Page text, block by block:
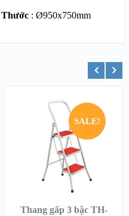
: Ø950x750mm
SALE!
Thang gấp 3 bậc TH-
Thêm vào